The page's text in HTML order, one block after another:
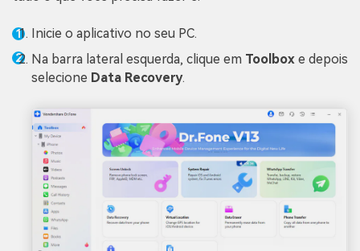
Inicie o aplicativo no seu PC.
Na barra lateral esquerda, clique em Toolbox e depois
selecione Data Recovery.